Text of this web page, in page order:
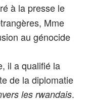
à la presse le
Mme
au génocide
il a qualifié la
de la diplomatie
les rwandais.